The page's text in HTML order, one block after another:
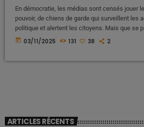
En démocratie, les médias sont censés jouer
pouvoir, de chiens de garde qui surveillent les
politique et alertent les citoyens. Mais que se
survie économique de ces médias dépend
today 03/11/2025 131 38 2
ARTICLES RÉCENTS